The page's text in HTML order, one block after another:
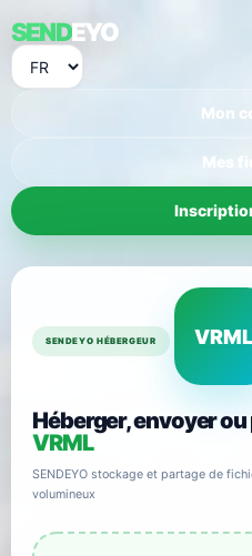
SENDEYO
Mon
Mes
SENDEYO HÉBERGEUR VRML
Héberger, envoyer
VRML
SENDEYO stockage et partage de
volumineux